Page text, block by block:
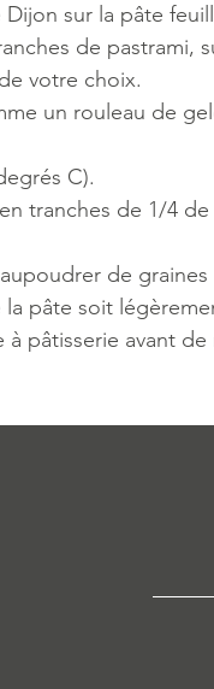
sur la pâte
de pastrami,
votre choix.
un rouleau de
C).
tranches de 1/4
de graines
pâte soit
pâtisserie avant de